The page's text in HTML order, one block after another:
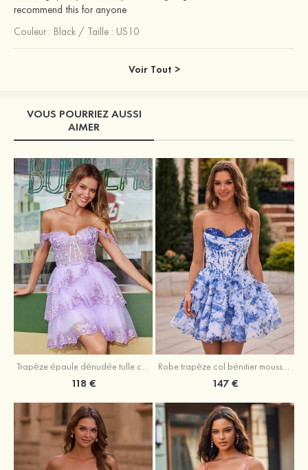
recommend this for anyone
Couleur : Black / Taille : US10
Voir Tout >
VOUS POURRIEZ AUSSI
AIMER
Trapèze épaule dénudée tulle courte/mini robe de fête de la rentrée avec paillettes
118 €
Robe trapèze col bénitier mousseline courte/mini robe de fête de la rentrée avec appliqué
147 €